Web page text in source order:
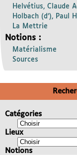
Helvétius, Claude
Holbach (d’), Paul
La Mettrie
Notions :
Matérialisme
Sources
Catégories
Lieux
Notions